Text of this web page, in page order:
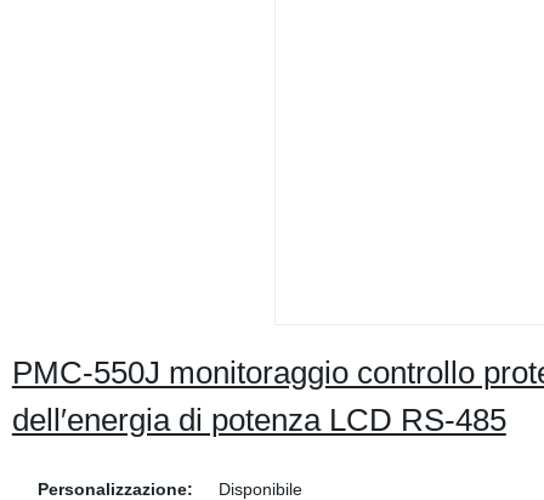
PMC-550J monitoraggio controllo
dell′energia di potenza LCD RS-485
Personalizzazione:
Disponibile